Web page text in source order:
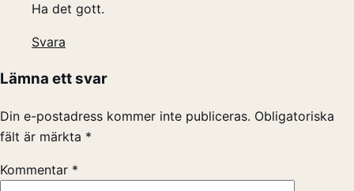
Ha det gott.
Svara
Lämna ett svar
Din e-postadress kommer inte publiceras. Obligatoriska
fält är märkta *
Kommentar *